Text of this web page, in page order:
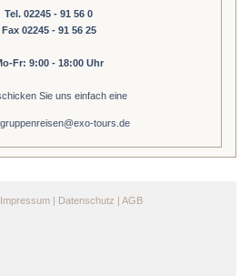
Tel. 02245 - 91 56 0
Fax 02245 - 91 56 25
Fr: 9:00 - 18:00 Uhr
Sie uns einfach eine
gruppenreisen@exo-tours.de
Impressum Datenschutz AGB